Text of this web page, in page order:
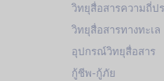
วิทยุสื่อสารความถี่ป
วิทยุสื่อสารทางทะเล
อุปกรณ์วิทยุสื่อสาร
กู้ชีพ-กู้ภัย